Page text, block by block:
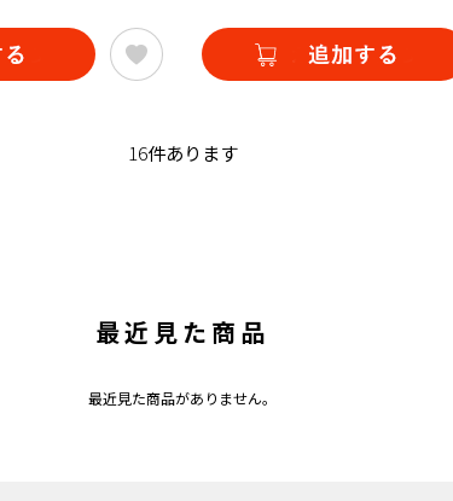
16件あります
最近見た商品
最近見た商品がありません。